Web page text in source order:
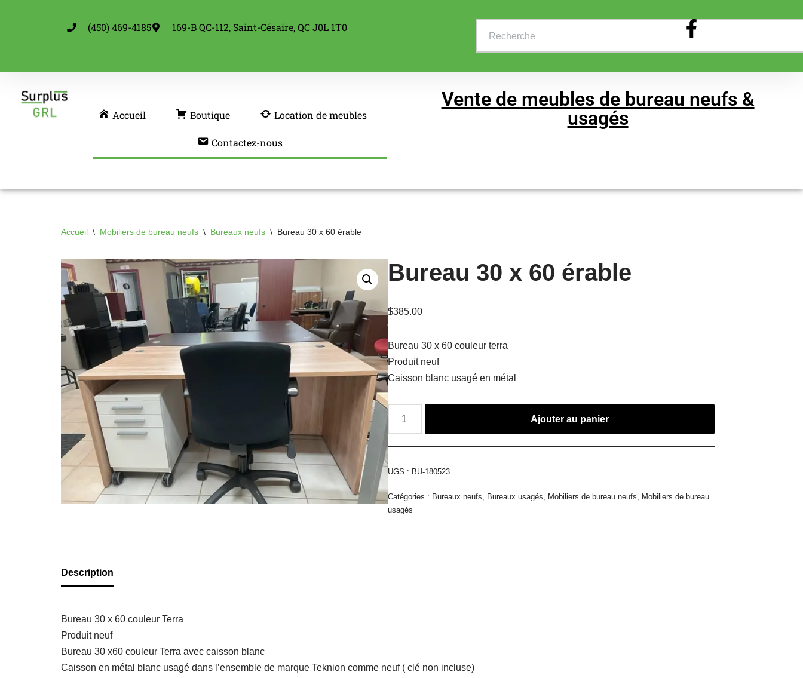
(450) 469-4185 169-B QC-112, Saint-Césaire, QC J0L 1T0
Accueil Boutique Location de meubles
Contactez-nous
Vente de meubles de bureau neufs &
usagés
Accueil \ Mobiliers de bureau neufs \ Bureaux neufs \ Bureau 30 x 60 érable
Bureau 30 x 60 érable
$385.00
Bureau 30 x 60 couleur terra
Produit neuf
Caisson blanc usagé en métal
Ajouter au panier
UGS : BU-180523
Catégories : Bureaux neufs, Bureaux usagés, Mobiliers de bureau neufs, Mobiliers de bureau
usagés
Description
Bureau 30 x 60 couleur Terra
Produit neuf
Bureau 30 x60 couleur Terra avec caisson blanc
Caisson en métal blanc usagé dans l’ensemble de marque Teknion comme neuf ( clé non incluse)